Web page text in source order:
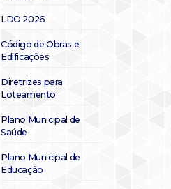
LDO 2026
Código de Obras e
Edificações
Diretrizes para
Loteamento
Plano Municipal de
Saúde
Plano Municipal de
Educação